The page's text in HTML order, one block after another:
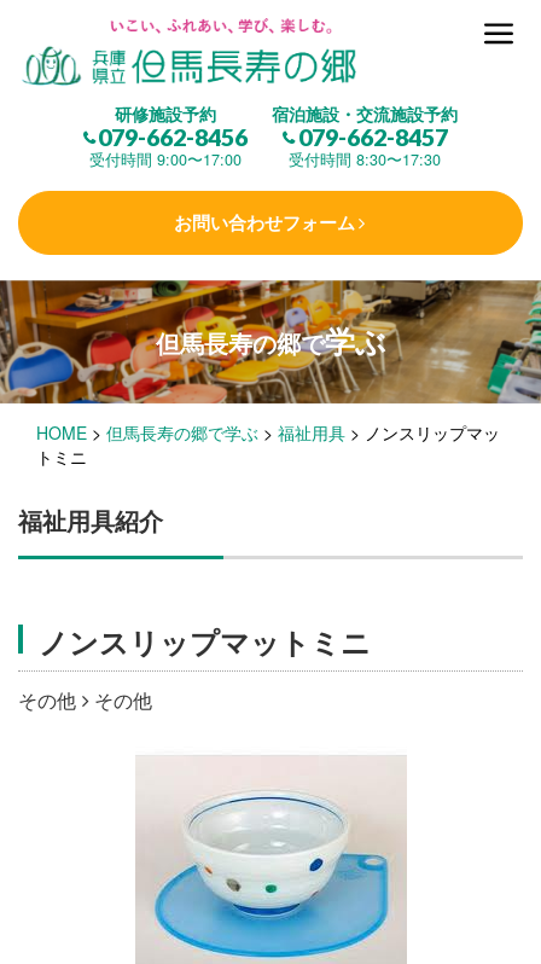
研修施設予約
079-662-8456
受付時間 9:00〜17:00
宿泊施設・交流施設予約
079-662-8457
受付時間 8:30〜17:30
お問い合わせフォーム
但馬長寿の郷とは
(研修施設)
楽しむ
学 ぶ(健康福祉)
泊まる(宿泊)
施設・料金
アクセス
但馬長寿の郷で学ぶ
HOME > 但馬長寿の郷で学ぶ > 福祉用具 > ノンスリップマッ
トミニ
福祉用具紹介
ノンスリップマットミニ
その他 その他